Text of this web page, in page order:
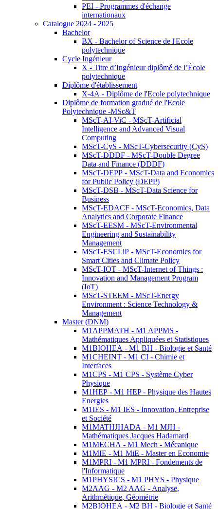
PEI - Programmes d'échange
internationaux
Catalogue 2024 - 2025
Bachelor
BX - Bachelor of Science de l'Ecole
polytechnique
Cycle Ingénieur
X - Titre d’Ingénieur diplômé de l’École
polytechnique
Diplôme d'établissement
X-4A - Diplôme de l'Ecole polytechnique
Diplôme de formation gradué de l'Ecole
Polytechnique -MSc&T
MScT-AI-ViC - MScT-Artificial
Intelligence and Advanced Visual
Computing
MScT-CyS - MScT-Cybersecurity (CyS)
MScT-DDDF - MScT-Double Degree
Data and Finance (DDDF)
MScT-DEPP - MScT-Data and Economics
for Public Policy (DEPP)
MScT-DSB - MScT-Data Science for
Business
MScT-EDACF - MScT-Economics, Data
Analytics and Corporate Finance
MScT-EESM - MScT-Environmental
Engineering and Sustainability
Management
MScT-ESCLiP - MScT-Economics for
Smart Cities and Climate Policy
MScT-IOT - MScT-Internet of Things :
Innovation and Management Program
(IoT)
MScT-STEEM - MScT-Energy
Environment : Science Technology &
Management
Master (DNM)
M1APPMATH - M1 APPMS -
Mathématiques Appliquées et Statistiques
M1BIOHEA - M1 BH - Biologie et Santé
M1CHEINT - M1 CI - Chimie et
Interfaces
M1CPS - M1 CPS - Système Cyber
Physique
M1HEP - M1 HEP - Physique des Hautes
Energies
M1IES - M1 IES - Innovation, Entreprise
et Société
M1MATHJHADA - M1 MJH -
Mathématiques Jacques Hadamard
M1MECHA - M1 Mech - Mécanique
M1MIE - M1 MiE - Master en Economie
M1MPRI - M1 MPRI - Fondements de
l'Informatique
M1PHYSICS - M1 PHYS - Physique
M2AAG - M2 AAG - Analyse,
Arithmétique, Géométrie
M2BIOHEA - M2 BH - Biologie et Santé